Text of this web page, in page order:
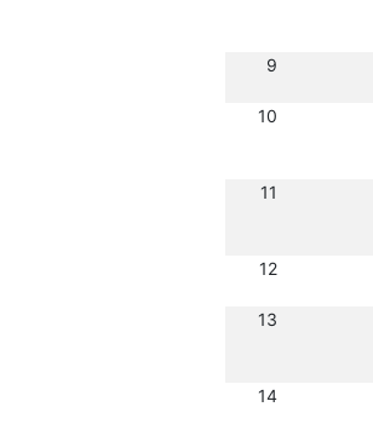
9
10
11
12
13
14